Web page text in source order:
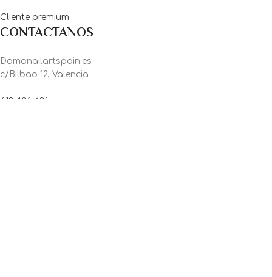
Cliente premium
CONTACTANOS
Damanailartspain.es
c/Bilbao 12, Valencia
612 486 431